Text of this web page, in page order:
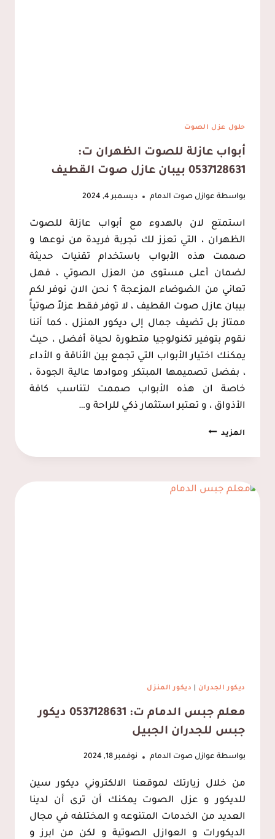
حلول عزل الصوت
أبواب عازلة للصوت الظهران ت:
0537128631 بيبان عازل صوت القطيف
بواسطة عوازل صوت الدمام ديسمبر 4, 2024
استمتع لان بالهدوء مع أبواب عازلة للصوت
الظهران ، التي تعزز لك تجربة فريدة من نوعها و
صممت هذه الأبواب باستخدام تقنيات حديثة
لضمان أعلى مستوى من العزل الصوتي ، فهل
تعاني من الضوضاء المزعجة ؟ نحن الان نوفر لكم
بيبان عازل صوت القطيف ، لا توفر فقط عزلاً صوتياً
ممتاز بل تضيف جمال إلى ديكور المنزل ، كما أننا
نقوم بتوفير تكنولوجيا متطورة لحياة أفضل ، حيث
يمكنك اختيار الأبواب التي تجمع بين الأناقة و الأداء
، بفضل تصميمها المبتكر وموادها عالية الجودة ،
خاصة ان هذه الأبواب صممت لتناسب كافة
الأذواق ، و تعتبر استثمار ذكي للراحة و…
المزيدأبواب
ديكور الجدران ديكور المنزل
معلم جبس الدمام ت: 0537128631 ديكور
جبس للجدران الجبيل
بواسطة عوازل صوت الدمام نوفمبر 18, 2024
من خلال زيارتك لموقعنا الالكتروني ديكور سين
للديكور و عزل الصوت يمكنك أن ترى أن لدينا
العديد من الخدمات المتنوعه و المختلفه في مجال
الديكورات و العوازل الصوتية و لكن من ابرز و